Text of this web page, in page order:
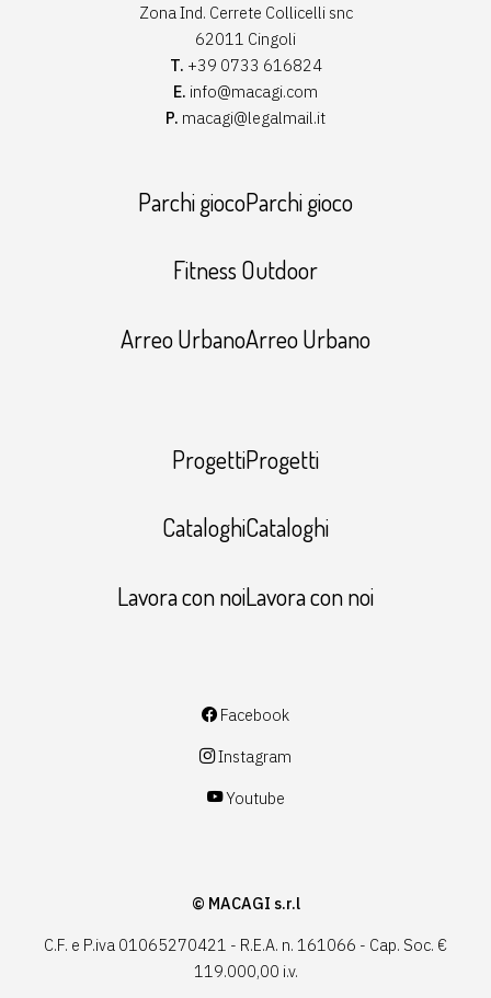
Zona Ind. Cerrete Collicelli snc
62011 Cingoli
T. +39 0733 616824
E. info@macagi.com
P. macagi@legalmail.it
Parchi giocoParchi gioco
Fitness Outdoor
Arreo UrbanoArreo Urbano
ProgettiProgetti
CataloghiCataloghi
Lavora con noiLavora con noi
Facebook
Instagram
Youtube
© MACAGI s.r.l
C.F. e P.iva 01065270421 - R.E.A. n. 161066 - Cap. Soc. €
119.000,00 i.v.